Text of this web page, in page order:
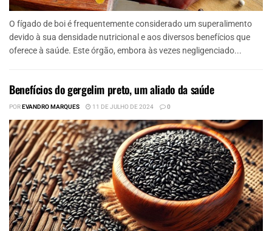
O fígado de boi é frequentemente considerado um superalimento
devido à sua densidade nutricional e aos diversos benefícios que
oferece à saúde. Este órgão, embora às vezes negligenciado...
Benefícios do gergelim preto, um aliado da saúde
POREVANDRO MARQUES 11 DE JULHO DE 2024 0